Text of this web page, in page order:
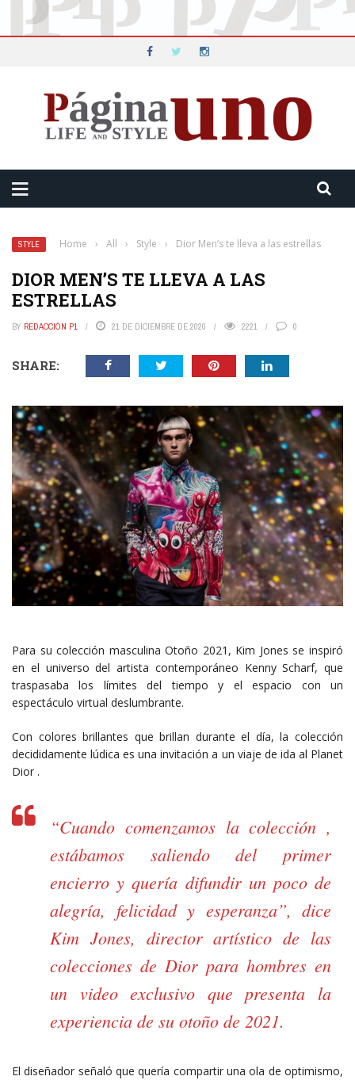
STYLE Home › All › Style › Dior Men’s te lleva a las estrellas
DIOR MEN’S TE LLEVA A LAS
ESTRELLAS
BY REDACCIÓN P1 21 DE DICIEMBRE DE 2020 2221 0
SHARE:
Para su colección masculina Otoño 2021, Kim Jones se inspiró
en el universo del artista contemporáneo Kenny Scharf, que
traspasaba los límites del tiempo y el espacio con un
espectáculo virtual deslumbrante.
Con colores brillantes que brillan durante el día, la colección
decididamente lúdica es una invitación a un viaje de ida al Planet
Dior .
“Cuando comenzamos la colección ,
estábamos saliendo del primer
encierro y quería difundir un poco de
alegría, felicidad y esperanza”, dice
Kim Jones, director artístico de las
colecciones de Dior para hombres en
un video exclusivo que presenta la
experiencia de su otoño de 2021.
El diseñador señaló que quería compartir una ola de optimismo,